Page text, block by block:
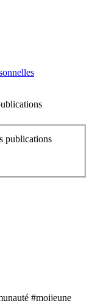
publications
#moijeune